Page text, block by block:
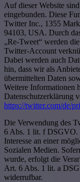
Auf dieser Website
eingebunden. Diese
Twitter Inc., 1355
94103, USA. Durch
„Re-Tweet“ werden
Twitter-Account
Dabei werden auch
hin, dass wir als
übermittelten Daten
Weitere Informationen
Datenschutzerklärung
https://twitter.com/de/
Die Verwendung des
6 Abs. 1 lit. f DSGVO.
Interesse an einer
Sozialen Medien.
wurde, erfolgt die
Art. 6 Abs. 1 lit. a
widerrufbar.